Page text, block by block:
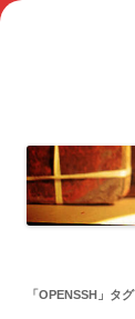
プ
「OPENSSH 」タ